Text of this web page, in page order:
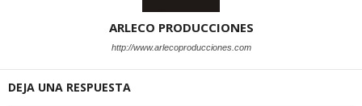
ARLECO PRODUCCIONES
http://www.arlecoproducciones.com
DEJA UNA RESPUESTA